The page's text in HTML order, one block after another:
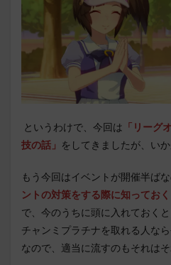
というわけで、今回は 「リーグ
技の話」 をしてきましたが、い
もう今回はイベントが開催半ばな
ントの対策をする際に知ってお
で、今のうちに頭に入れておく
チャンミプラチナを取れる人な
なので、適当に流すのもそれはそ